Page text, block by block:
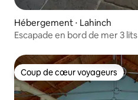
Hébergement ⋅ Lahinch
Escapade en bord de mer 3 lits
Coup de cœur voyageurs
Coup de cœur voyageurs